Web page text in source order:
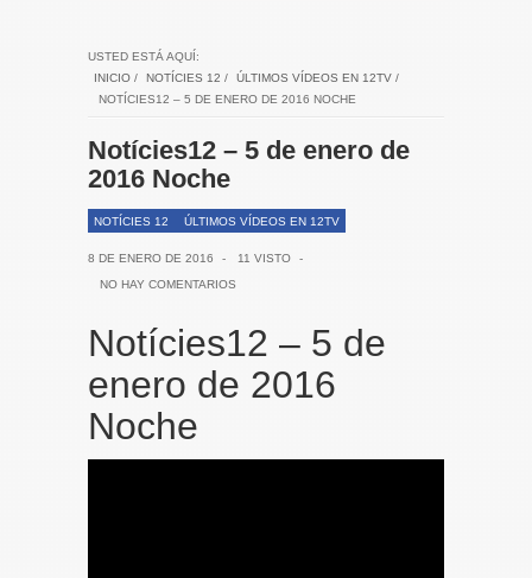
USTED ESTÁ AQUÍ:
INICIO / NOTÍCIES 12 / ÚLTIMOS VÍDEOS EN 12TV /
NOTÍCIES12 – 5 DE ENERO DE 2016 NOCHE
Notícies12 – 5 de enero de
2016 Noche
NOTÍCIES 12 ÚLTIMOS VÍDEOS EN 12TV
8 DE ENERO DE 2016 - 11 VISTO
-
NO HAY COMENTARIOS
Notícies12 – 5 de
enero de 2016
Noche